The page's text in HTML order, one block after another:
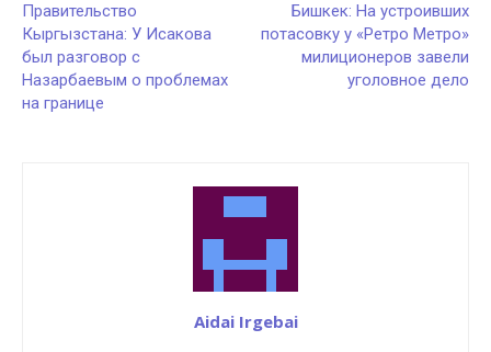
Правительство
Кыргызстана: У Исакова
был разговор с
Назарбаевым о проблемах
на границе
Бишкек: На устроивших
потасовку у «Ретро Метро»
милиционеров завели
уголовное дело
Aidai Irgebai